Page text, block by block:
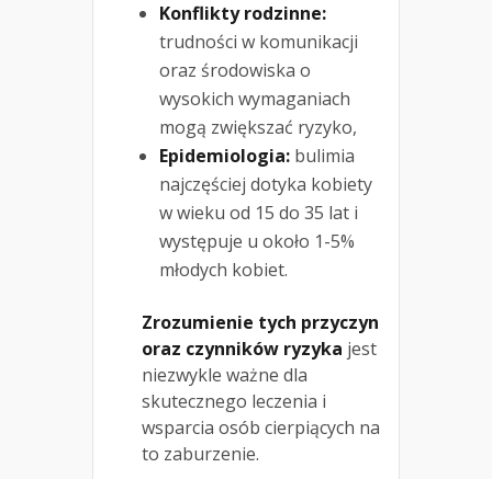
Konflikty rodzinne:
trudności w komunikacji
oraz środowiska o
wysokich wymaganiach
mogą zwiększać ryzyko,
Epidemiologia: bulimia
najczęściej dotyka kobiety
w wieku od 15 do 35 lat i
występuje u około 1-5%
młodych kobiet.
Zrozumienie tych przyczyn
oraz czynników ryzyka jest
niezwykle ważne dla
skutecznego leczenia i
wsparcia osób cierpiących na
to zaburzenie.